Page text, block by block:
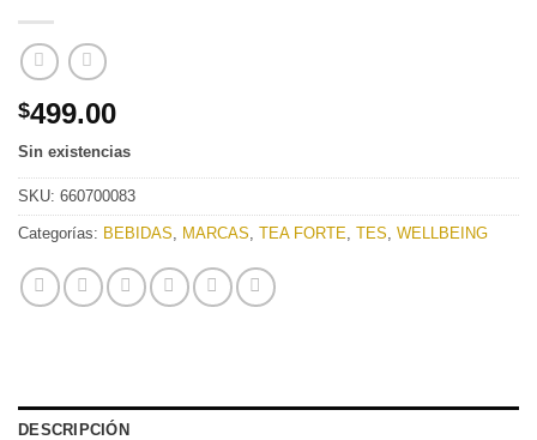
$499.00
Sin existencias
SKU: 660700083
Categorías: BEBIDAS, MARCAS, TEA FORTE, TES, WELLBEING
DESCRIPCIÓN